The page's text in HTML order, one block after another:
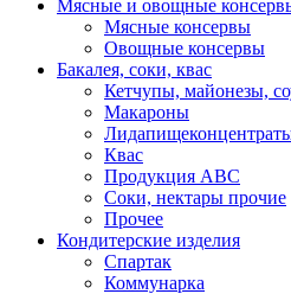
Мясные и овощные
Мясные консервы
Овощные консервы
Бакалея, соки, квас
Кетчупы, майонезы,
Макароны
Квас
Продукция АВС
Соки, нектары прочие
Прочее
Кондитерские изделия
Спартак
Коммунарка